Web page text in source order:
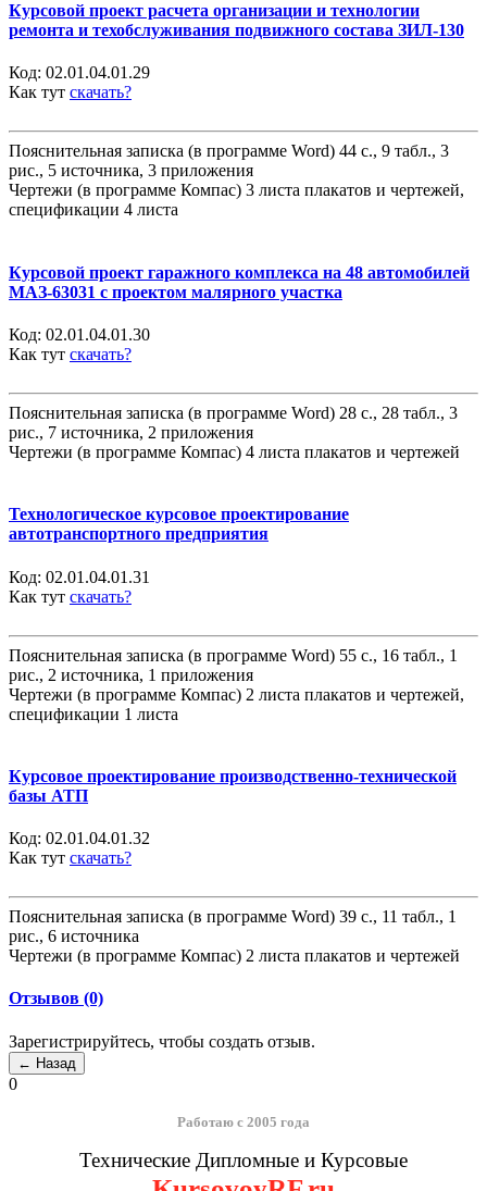
Курсовой проект расчета организации и технологии
ремонта и техобслуживания подвижного состава ЗИЛ-130
Код: 02.01.04.01.29
Как тут скачать?
Пояснительная записка (в программе Word) 44 с., 9 табл., 3
рис., 5 источника, 3 приложения
Чертежи (в программе Компас) 3 листа плакатов и чертежей,
спецификации 4 листа
Курсовой проект гаражного комплекса на 48 автомобилей
МАЗ-63031 с проектом малярного участка
Код: 02.01.04.01.30
Как тут скачать?
Пояснительная записка (в программе Word) 28 с., 28 табл., 3
рис., 7 источника, 2 приложения
Чертежи (в программе Компас) 4 листа плакатов и чертежей
Технологическое курсовое проектирование
автотранспортного предприятия
Код: 02.01.04.01.31
Как тут скачать?
Пояснительная записка (в программе Word) 55 с., 16 табл., 1
рис., 2 источника, 1 приложения
Чертежи (в программе Компас) 2 листа плакатов и чертежей,
спецификации 1 листа
Курсовое проектирование производственно-технической
базы АТП
Код: 02.01.04.01.32
Как тут скачать?
Пояснительная записка (в программе Word) 39 с., 11 табл., 1
рис., 6 источника
Чертежи (в программе Компас) 2 листа плакатов и чертежей
Отзывов (0)
Зарегистрируйтесь, чтобы создать отзыв.
0
Работаю с 2005 года
Технические Дипломные и Курсовые